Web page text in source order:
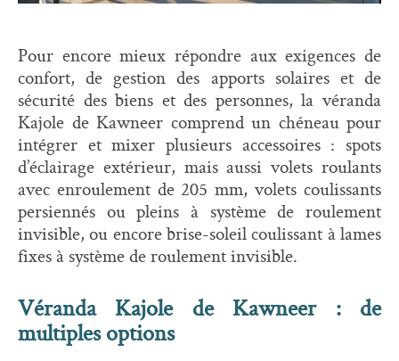
Pour encore mieux répondre aux exigences de
confort, de gestion des apports solaires et de
sécurité des biens et des personnes, la véranda
Kajole de Kawneer comprend un chéneau pour
intégrer et mixer plusieurs accessoires : spots
d’éclairage extérieur, mais aussi volets roulants
avec enroulement de 205 mm, volets coulissants
persiennés ou pleins à système de roulement
invisible, ou encore brise-soleil coulissant à lames
fixes à système de roulement invisible.
Véranda Kajole de Kawneer : de
multiples options